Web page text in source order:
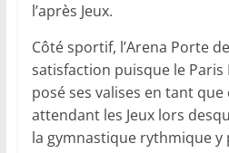
l’après Jeux.
Côté sportif, l’Arena Porte
satisfaction puisque le Paris
posé ses valises en tant
attendant les Jeux lors
la gymnastique rythmique